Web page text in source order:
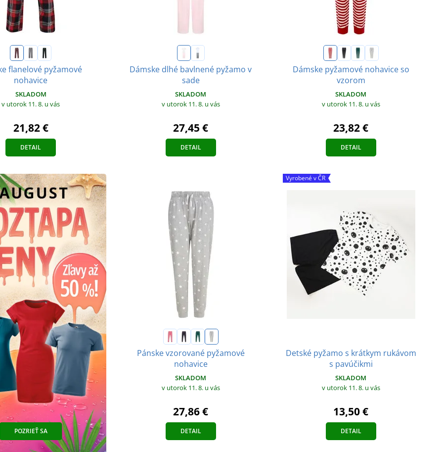
flanelové pyžamové
nohavice
SKLADOM
v utorok 11. 8. u vás
21,82 €
DETAIL
Dámske dlhé bavlnené pyžamo v
sade
SKLADOM
v utorok 11. 8. u vás
27,45 €
DETAIL
Dámske pyžamové nohavice so
vzorom
SKLADOM
v utorok 11. 8. u vás
23,82 €
DETAIL
POZRIEŤ SA
Pánske vzorované pyžamové
nohavice
SKLADOM
v utorok 11. 8. u vás
27,86 €
DETAIL
Vyrobené v ČR
Detské pyžamo s krátkym rukávom
s pavúčikmi
SKLADOM
v utorok 11. 8. u vás
13,50 €
DETAIL